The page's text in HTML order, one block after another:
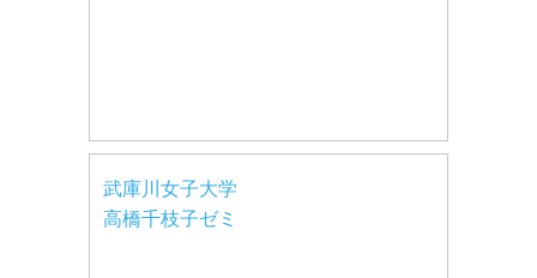
武庫川女子大学
高橋千枝子ゼミ